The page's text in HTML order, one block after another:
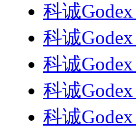
科诚
科诚
科诚
科诚
科诚